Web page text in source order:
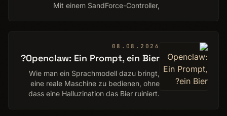
Mit einem SandForce-Controller,
08.08.2026
Openclaw: Ein Prompt, ein Bier?
Wie man ein Sprachmodell dazu bringt,
eine reale Maschine zu bedienen, ohne
dass eine Halluzination das Bier ruiniert.